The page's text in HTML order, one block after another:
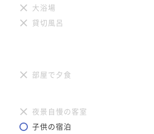
ラックスバスタイムプラン
ット付きプラン（朝食付
大浴場
貸切風呂
部屋で夕食
夜景自慢の客室
子供の宿泊